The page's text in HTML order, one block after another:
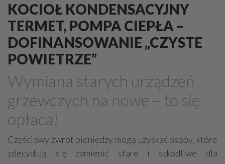
Rekuperacja, pompy ciepła
Wodno-kanalizacyjne usługi
Automatyka domowa
Grzejniki
Hydraulika
Energetyczne instalacje, urządzenia
Materiały hydrauliczne
Przeciwpożarowa ochrona, zabezpieczenia
Elektroinstalatorstwo
Systemy nawilżania powietrza
Systemy odwodnień
Elektryczne materiały
Przemysłowe instalacje
KOCIOŁ KONDENSACYJNY
TERMET, POMPA CIEPŁA –
DOFINANSOWANIE „CZYSTE
POWIETRZE”
Wymiana starych urządzeń
grzewczych na nowe – to się
opłaca!
Częściowy zwrot pieniędzy mogą uzyskać osoby, które
zdecydują się zamienić stare i szkodliwe dla